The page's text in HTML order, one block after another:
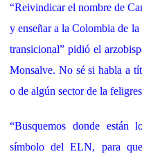
“Reivindicar el nombre de
y enseñar a la Colombia de
transicional” pidió el
Monsalve. No sé si habla a
o de algún sector de la
“Busquemos donde están
símbolo del ELN, para